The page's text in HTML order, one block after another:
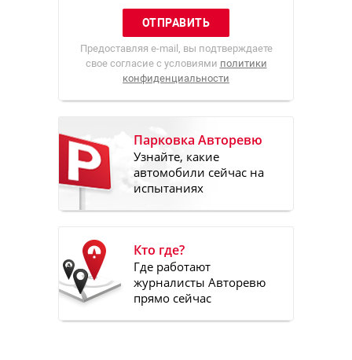
Предоставляя e-mail, вы подтверждаете
свое согласие с условиями политики
конфиденциальности
Парковка Авторевю
Узнайте, какие
автомобили сейчас на
испытаниях
Кто где?
Где работают
журналисты Авторевю
прямо сейчас